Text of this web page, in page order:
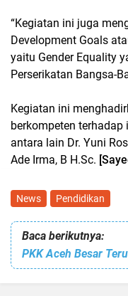
“Kegiatan ini juga
Development Goals
yaitu Gender Equality
Perserikatan Bangsa-
Kegiatan ini
berkompeten terhadap
antara lain Dr. Yuni
Ade Irma, B H.Sc.
News Pendidikan
Baca berikutnya: